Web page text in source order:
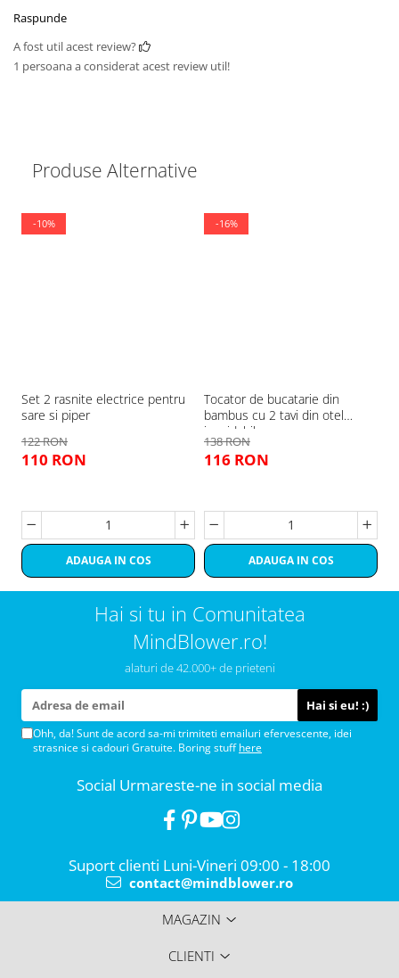
Raspunde
A fost util acest review?
1 persoana a considerat acest review util!
Produse Alternative
-10%
Set 2 rasnite electrice pentru
sare si piper
122 RON
110 RON
ADAUGA IN COS
-16%
Tocator de bucatarie din
bambus cu 2 tavi din otel
inoxidabil
138 RON
116 RON
ADAUGA IN COS
Hai si tu in Comunitatea
MindBlower.ro!
alaturi de 42.000+ de prieteni
Ohh, da! Sunt de acord sa-mi trimiteti emailuri efervescente, idei
strasnice si cadouri Gratuite. Boring stuffhere
Social Urmareste-ne in social media
Suport clienti Luni-Vineri 09:00 - 18:00
contact@mindblower.ro
MAGAZIN
CLIENTI